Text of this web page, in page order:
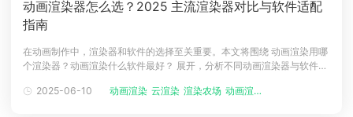
动画渲染器怎么选？2025 主流渲染器对比与软件适配
指南
在动画制作中，渲染器和软件的选择至关重要。本文将围绕 动画渲染用哪
个渲染器？动画渲染什么软件最好？ 展开，分析不同动画渲染器与软件的
渲染。（文末有彩蛋）动画渲染常用渲染器对比动画渲染用哪个渲染器？
2025-06-10 动画渲染 云渲染 渲染农场 动画渲染农场